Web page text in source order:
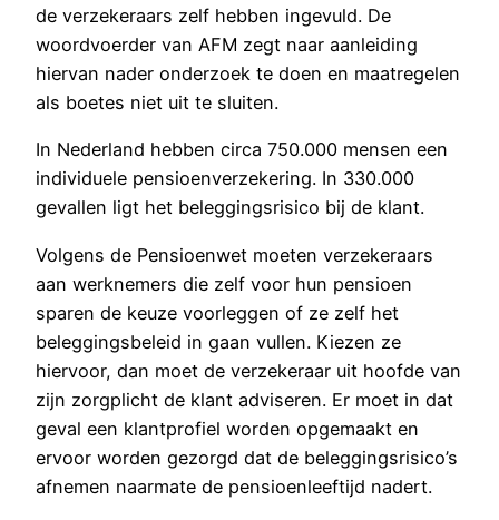
de verzekeraars zelf hebben ingevuld. De
woordvoerder van AFM zegt naar aanleiding
hiervan nader onderzoek te doen en maatregelen
als boetes niet uit te sluiten.
In Nederland hebben circa 750.000 mensen een
individuele pensioenverzekering. In 330.000
gevallen ligt het beleggingsrisico bij de klant.
Volgens de Pensioenwet moeten verzekeraars
aan werknemers die zelf voor hun pensioen
sparen de keuze voorleggen of ze zelf het
beleggingsbeleid in gaan vullen. Kiezen ze
hiervoor, dan moet de verzekeraar uit hoofde van
zijn zorgplicht de klant adviseren. Er moet in dat
geval een klantprofiel worden opgemaakt en
ervoor worden gezorgd dat de beleggingsrisico’s
afnemen naarmate de pensioenleeftijd nadert.